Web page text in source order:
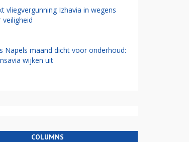
vliegvergunning Izhavia in wegens
veiligheid
Napels maand dicht voor onderhoud:
wijken uit
COLUMNS